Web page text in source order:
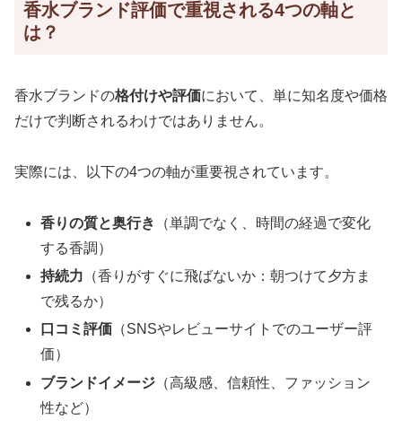
香水ブランド評価で重視される4つの軸と
は？
香水ブランドの格付けや評価において、単に知名度や価格
だけで判断されるわけではありません。
実際には、以下の4つの軸が重要視されています。
香りの質と奥行き
（単調でなく、時間の経過で変化
する香調）
持続力 （香りがすぐに飛ばないか：朝つけて夕方ま
で残るか）
口コミ評価 （SNSやレビューサイトでのユーザー評
価）
ブランドイメージ （高級感、信頼性、ファッション
性など）